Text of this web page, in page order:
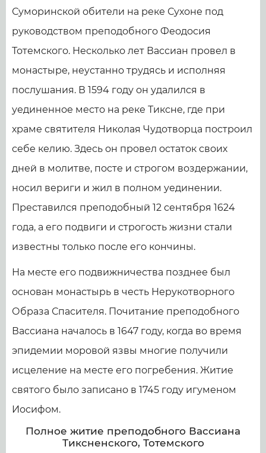
Суморинской обители на реке Сухоне под
руководством преподобного Феодосия
Тотемского. Несколько лет Вассиан провел в
монастыре, неустанно трудясь и исполняя
послушания. В 1594 году он удалился в
уединенное место на реке Тиксне, где при
храме святителя Николая Чудотворца построил
себе келию. Здесь он провел остаток своих
дней в молитве, посте и строгом воздержании,
носил вериги и жил в полном уединении.
Преставился преподобный 12 сентября 1624
года, а его подвиги и строгость жизни стали
известны только после его кончины.
На месте его подвижничества позднее был
основан монастырь в честь Нерукотворного
Образа Спасителя. Почитание преподобного
Вассиана началось в 1647 году, когда во время
эпидемии моровой язвы многие получили
исцеление на месте его погребения. Житие
святого было записано в 1745 году игуменом
Иосифом.
Полное житие преподобного Вассиана
Тиксненского, Тотемского